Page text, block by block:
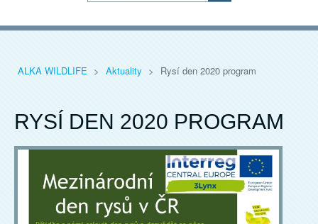
ALKA WILDLIFE > Aktuality > Rysí den 2020 program
RYSÍ DEN 2020 PROGRAM